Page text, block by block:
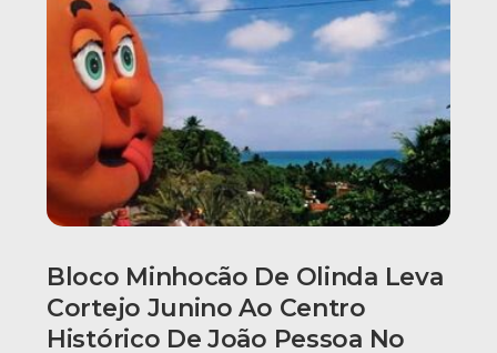
Bloco Minhocão De Olinda Leva
Cortejo Junino Ao Centro
Histórico De João Pessoa No